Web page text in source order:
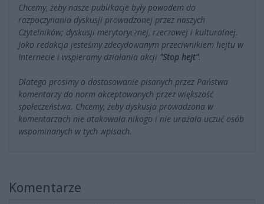
Chcemy, żeby nasze publikacje były powodem do
rozpoczynania dyskusji prowadzonej przez naszych
Czytelników; dyskusji merytorycznej, rzeczowej i kulturalnej.
Jako redakcja jesteśmy zdecydowanym przeciwnikiem hejtu w
Internecie i wspieramy działania akcji "Stop hejt".
Dlatego prosimy o dostosowanie pisanych przez Państwa
komentarzy do norm akceptowanych przez większość
społeczeństwa. Chcemy, żeby dyskusja prowadzona w
komentarzach nie atakowała nikogo i nie urażała uczuć osób
wspominanych w tych wpisach.
Komentarze